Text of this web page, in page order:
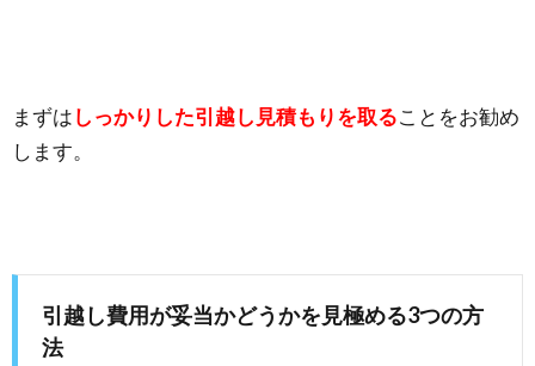
まずはしっかりした引越し見積もりを取ることをお勧め
します。
引越し費用が妥当かどうかを見極める3つの方
法